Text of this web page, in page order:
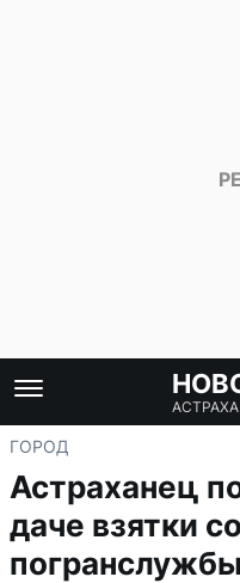
ГОРОД
Астраханец
даче взятки
погранслужбы